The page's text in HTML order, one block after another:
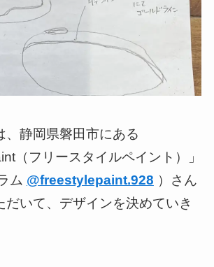
、静岡県磐田市にある
（フリースタイルペイント）」
ム @freestylepaint.928 ）さん
だいて、デザインを決めていき